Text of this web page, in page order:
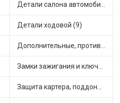
Детали салона автомобиля (15)
Детали ходовой (9)
Дополнительные, противотуманные фары (8)
Замки зажигания и ключи (10)
Защита картера, поддона, КПП (3)